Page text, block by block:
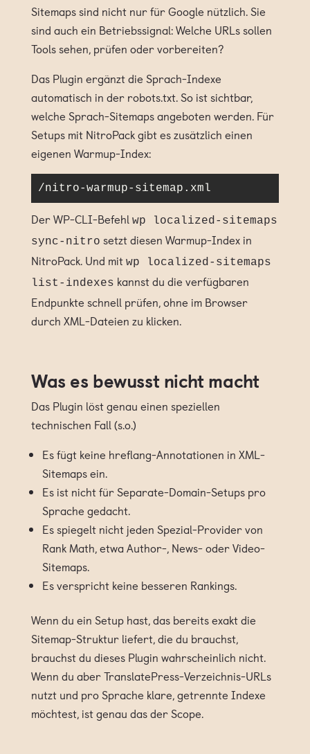
Sitemaps sind nicht nur für Google nützlich. Sie
sind auch ein Betriebssignal: Welche URLs sollen
Tools sehen, prüfen oder vorbereiten?
Das Plugin ergänzt die Sprach-Indexe
automatisch in der robots.txt. So ist sichtbar,
welche Sprach-Sitemaps angeboten werden. Für
Setups mit NitroPack gibt es zusätzlich einen
eigenen Warmup-Index:
/nitro-warmup-sitemap.xml
Der WP-CLI-Befehl wp localized-sitemaps
sync-nitro setzt diesen Warmup-Index in
NitroPack. Und mit wp localized-sitemaps
list-indexes kannst du die verfügbaren
Endpunkte schnell prüfen, ohne im Browser
durch XML-Dateien zu klicken.
Was es bewusst nicht macht
Das Plugin löst genau einen speziellen
technischen Fall (s.o.)
Es fügt keine hreflang-Annotationen in XML-
Sitemaps ein.
Es ist nicht für Separate-Domain-Setups pro
Sprache gedacht.
Es spiegelt nicht jeden Spezial-Provider von
Rank Math, etwa Author-, News- oder Video-
Sitemaps.
Es verspricht keine besseren Rankings.
Wenn du ein Setup hast, das bereits exakt die
Sitemap-Struktur liefert, die du brauchst,
brauchst du dieses Plugin wahrscheinlich nicht.
Wenn du aber TranslatePress-Verzeichnis-URLs
nutzt und pro Sprache klare, getrennte Indexe
möchtest, ist genau das der Scope.